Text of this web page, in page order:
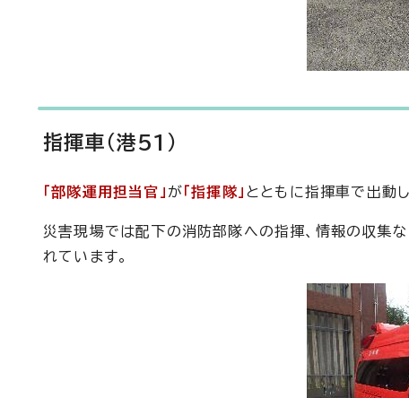
指揮車（港51）
「部隊運用担当官」 が 「指揮隊」 とともに指揮車で出動し
災害現場では配下の消防部隊への指揮、情報の収集
れています。